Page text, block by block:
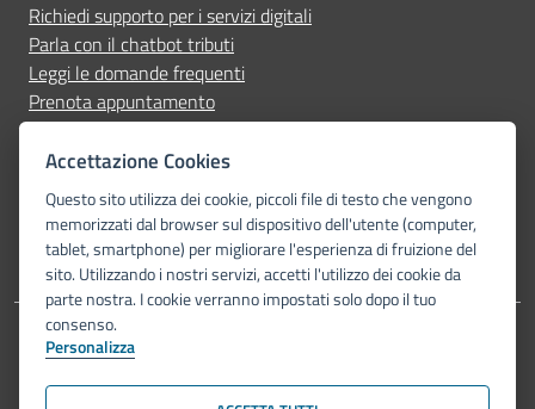
Richiedi supporto per i servizi digitali
Parla con il chatbot tributi
Leggi le domande frequenti
Prenota appuntamento
Segnala disservizio
Seguici su
Dichiarazione di accessibilità
Piano di miglioramento del sito Mappa del sito
Accettazione Cookies
Questo sito utilizza dei cookie, piccoli file di testo che vengono
memorizzati dal browser sul dispositivo dell'utente (computer,
tablet, smartphone) per migliorare l'esperienza di fruizione del
sito. Utilizzando i nostri servizi, accetti l'utilizzo dei cookie da
parte nostra. I cookie verranno impostati solo dopo il tuo
consenso.
Personalizza